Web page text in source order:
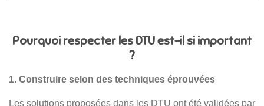
Pourquoi respecter les DTU est-il si important
?
1. Construire selon des techniques éprouvées
Les solutions proposées dans les DTU ont été validées par